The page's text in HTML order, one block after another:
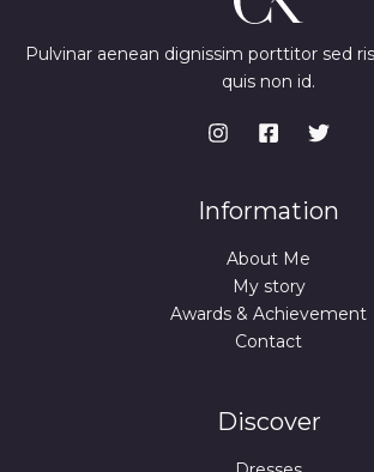
Pulvinar aenean dignissim porttitor sed
quis non id.
Information
About Me
My story
Awards & Achievement
Contact
Discover